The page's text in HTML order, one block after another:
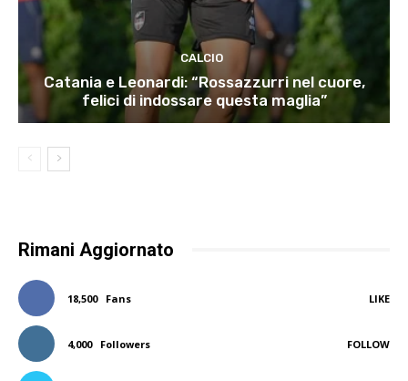
CALCIO
Catania e Leonardi: “Rossazzurri nel cuore,
felici di indossare questa maglia”
Rimani Aggiornato
18,500 Fans LIKE
4,000 Followers FOLLOW